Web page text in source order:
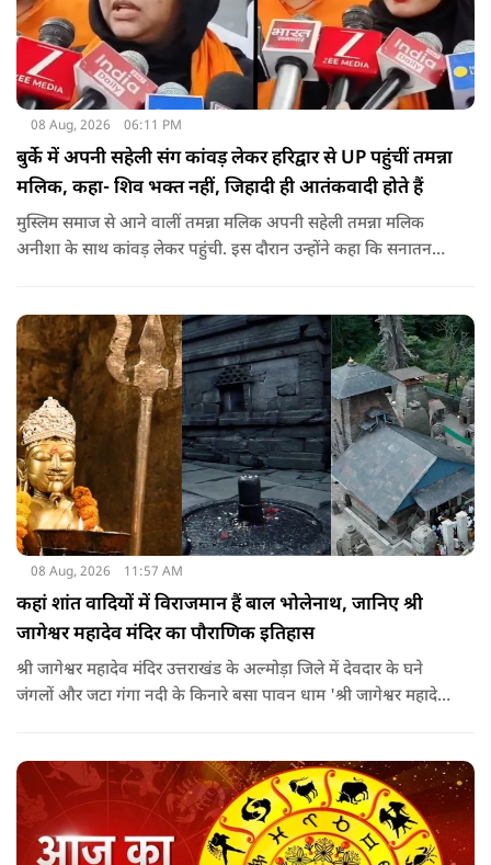
08 Aug, 2026 06:11 PM
बुर्के में अपनी सहेली संग कांवड़ लेकर हरिद्वार से UP पहुंचीं तमन्ना
मलिक, कहा- शिव भक्त नहीं, जिहादी ही आतंकवादी होते हैं
मुस्लिम समाज से आने वालीं तमन्ना मलिक अपनी सहेली तमन्ना मलिक
अनीशा के साथ कांवड़ लेकर पहुंची. इस दौरान उन्होंने कहा कि सनातन
08 Aug, 2026 11:57 AM
कहां शांत वादियों में विराजमान हैं बाल भोलेनाथ, जानिए श्री
जागेश्वर महादेव मंदिर का पौराणिक इतिहास
श्री जागेश्वर महादेव मंदिर उत्तराखंड के अल्मोड़ा जिले में देवदार के घने
जंगलों और जटा गंगा नदी के किनारे बसा पावन धाम 'श्री जागेश्वर महादेव
पहले कत्युरी राजाओं द्वारा किया गया था.